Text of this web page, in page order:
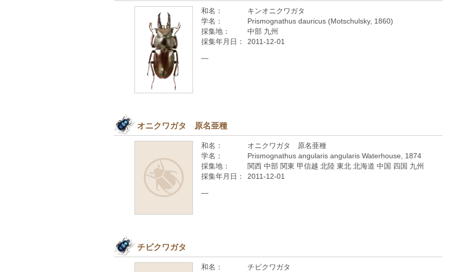
和名：
キンオニクワガタ
学名：
Prismognathus dauricus (Motschulsky, 1860)
採集地：
中部 九州
採集年月日：
2011-12-01
—
オニクワガタ 原名亜種
和名：
オニクワガタ 原名亜種
学名：
Prismognathus angularis angularis Waterhouse, 1874
採集地：
関西 中部 関東 甲信越 北陸 東北 北海道 中国 四国 九州
採集年月日：
2011-12-01
—
チビクワガタ
和名：
チビクワガタ